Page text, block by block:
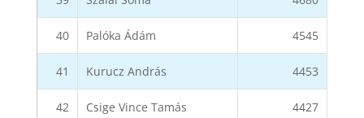
40 Palóka Ádám 4545
41 Kurucz András 4453
42 Csige Vince Tamás 4427